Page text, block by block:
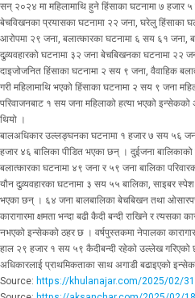
सन् २०२४ मा महिलामाथि हुने हिंसाका घटनामा ७ हजार
बेचविखनका प्रयासका घटनामा २२ जना, घरेलु हिंसाका
आरोपमा २९ जना, बलात्कारका घटनामा ६ सय ६१ जना,
दुव्र्यवहारको घटनामा ३२ जना बेचबिखनका घटनामा २२
दाइजोजनित हिंसाका घटनामा २ सय ९ जना, वैवाहिक
गरी महिलामाथि भएको हिंसाका घटनामा २ सय ९ जना
परिवाजनबाट १ सय जना महिलाको हत्या भएको
थियो ।
बालअधिकार उल्लङ्घनका घटनामा १ हजार ७ सय ५६
हजार ४६ बालिका पीडित भएका छन् । दुईजना
बलात्कारका घटनामा ४९ जना र ५९ जना बालिका
यौन दुव्र्यवहारका घटनामा ३ सय ५५ बालिका, साइबर
भएका छन् । ६४ जना बालबालिका बेचबिखन तथा
कारागारमा क्षमता भन्दा बढी कैदी बन्दी राखिने र त्यसका
नभएको इन्सेकको ठहर छ । वर्षपुस्तकमा नेपालका
हाल २९ हजार १ सय ५९ कैदीबन्दी रहेकाे उल्लेख गरिएको
अधिकारलाई प्राथमिकताका साथ अगाडी बढाइएको
Source: https://khulanajar.com/2025/02/